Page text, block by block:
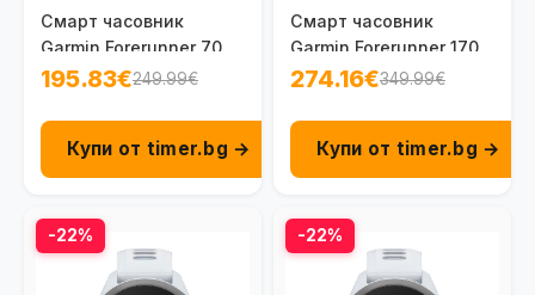
Смарт часовник
Garmin Forerunner 70
Amoled 42.6 мм GPS
04307-03
195.83€249.99€
Купи от timer.bg →
Смарт часовник
Garmin Forerunner 170
Music Amoled 43 мм
010-03920-10
274.16€349.99€
Купи от timer.bg →
-22% -22%